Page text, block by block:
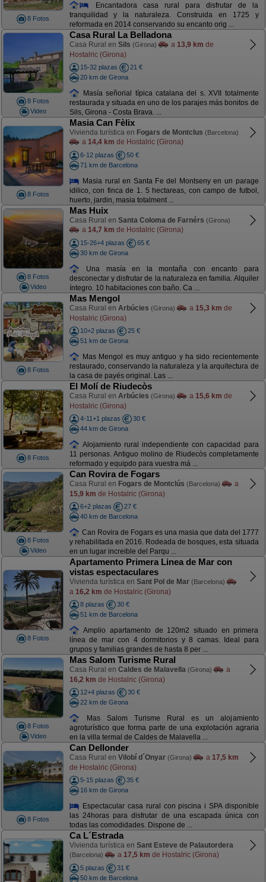
8 Fotos
Encantadora casa rural para disfrutar de la
tranquilidad y la naturaleza. Construida en 1725 y
reformada en 2014 conservando su encanto orig ...
8 Fotos
Video
Casa Rural La Belladona
Casa Rural en Sils (Girona) a 13,9 km de
Hostalric (Girona)
15-32 plazas
21 €
20 km de Girona
Masía señorial típica catalana del s. XVII totalmente
restaurada y situada en uno de los parajes más bonitos de
Sils, Girona - Costa Brava. ...
8 Fotos
Masia Can Fèlix
Vivienda turística en Fogars de Montclus (Barcelona)
a 14,4 km de Hostalric (Girona)
6-12 plazas
50 €
71 km de Barcelona
Masia rural en Santa Fe del Montseny en un parage
idilico, con finca de 1. 5 hectareas, con campo de futbol,
huerto, jardin, masia totalment ...
8 Fotos
Video
Mas Huix
Casa Rural en Santa Coloma de Farnérs (Girona)
a 14,7 km de Hostalric (Girona)
15-26+4 plazas
65 €
30 km de Girona
Una masía en la montaña con encanto para
desconectar y disfrutar de la naturaleza en familia. Alquiler
íntegro. 10 habitaciones con baño. Ca ...
8 Fotos
Mas Mengol
Casa Rural en Arbúcies (Girona) a 15,3 km de
Hostalric (Girona)
10+2 plazas
25 €
51 km de Girona
Mas Mengol es muy antiguo y ha sido recientemente
restaurado, conservando la naturaleza y la arquitectura de
la casa de payés original. Las ...
8 Fotos
El Molí de Riudecòs
Casa Rural en Arbúcies (Girona) a 15,6 km de
Hostalric (Girona)
4-11+1 plazas
30 €
44 km de Girona
Alojamiento rural independiente con capacidad para
11 personas. Antiguo molino de Riudecòs completamente
reformado y equipdo para vuestra má ...
8 Fotos
Video
Can Rovira de Fogars
Casa Rural en Fogars de Montclús (Barcelona)
a
15,9 km de Hostalric (Girona)
6+2 plazas
27 €
40 km de Barcelona
Can Rovira de Fogars es una masia que data del 1777
y rehabilitada en 2016. Rodeada de bosques, esta situada
en un lugar increible del Parqu ...
8 Fotos
Apartamento Primera Linea de Mar con
vistas espectaculares
Vivienda turística en Sant Pol de Mar (Barcelona)
a 16,2 km de Hostalric (Girona)
8 plazas
30 €
51 km de Barcelona
Amplio apartamento de 120m2 situado en primera
línea de mar con 4 dormitorios y 8 camas. Ideal para
grupos y familias grandes de hasta 8 per ...
8 Fotos
Video
Mas Salom Turisme Rural
Casa Rural en Caldes de Malavella (Girona)
a
16,2 km de Hostalric (Girona)
12+4 plazas
30 €
22 km de Girona
Mas Salom Turisme Rural es un alojamiento
agroturístico que forma parte de una explotación agraria
en la villa termal de Caldes de Malavella ...
8 Fotos
Can Dellonder
Casa Rural en Vilobí d´Onyar (Girona) a 17,5 km
de Hostalric (Girona)
5-15 plazas
35 €
16 km de Girona
Espectacular casa rural con piscina i SPA disponible
las 24horas para disfrutar de una escapada única con
todas las comodidades. Dispone de ...
Ca L´Estrada
Vivienda turística en Sant Esteve de Palautordera
(Barcelona) a 17,5 km de Hostalric (Girona)
5 plazas
31 €
50 km de Barcelona